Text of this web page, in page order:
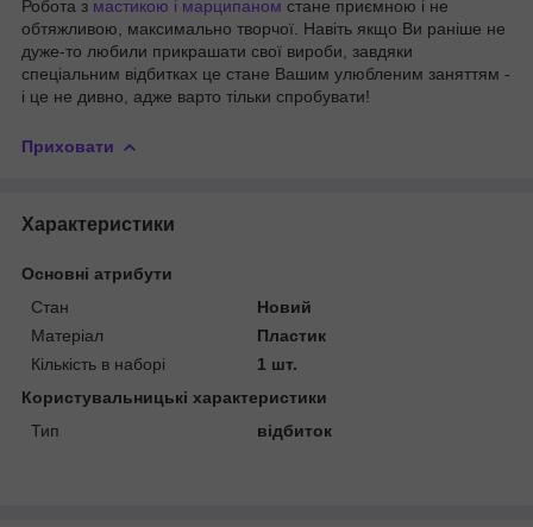
Робота з мастикою і марципаном стане приємною і не
обтяжливою, максимально творчої. Навіть якщо Ви раніше не
дуже-то любили прикрашати свої вироби, завдяки
спеціальним відбитках це стане Вашим улюбленим заняттям -
і це не дивно, адже варто тільки спробувати!
Приховати
Характеристики
Основні атрибути
Стан
Новий
Матеріал
Пластик
Кількість в наборі
1 шт.
Користувальницькі характеристики
Тип
відбиток